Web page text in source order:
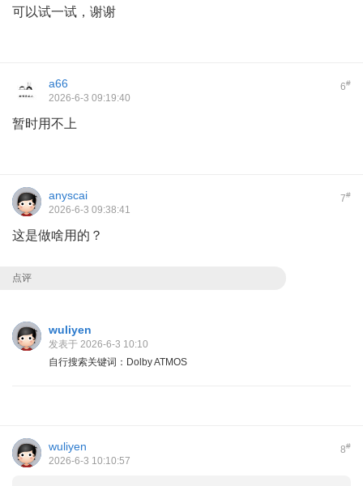
可以试一试，谢谢
6#
a66
2026-6-3 09:19:40
暂时用不上
7#
anyscai
2026-6-3 09:38:41
这是做啥用的？
点评
wuliyen
发表于 2026-6-3 10:10
自行搜索关键词：Dolby ATMOS
8#
wuliyen
2026-6-3 10:10:57